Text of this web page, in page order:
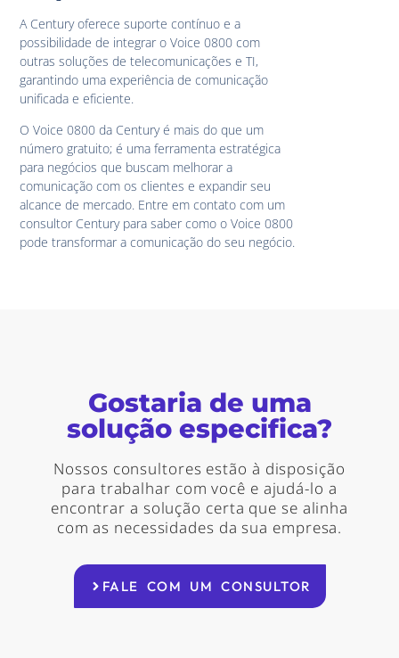
A Century oferece suporte contínuo e a
possibilidade de integrar o Voice 0800 com
outras soluções de telecomunicações e TI,
garantindo uma experiência de comunicação
unificada e eficiente.
O Voice 0800 da Century é mais do que um
número gratuito; é uma ferramenta estratégica
para negócios que buscam melhorar a
comunicação com os clientes e expandir seu
alcance de mercado. Entre em contato com um
consultor Century para saber como o Voice 0800
pode transformar a comunicação do seu negócio.
Gostaria de uma
solução especifica?
Nossos consultores estão à disposição
para trabalhar com você e ajudá-lo a
encontrar a solução certa que se alinha
com as necessidades da sua empresa.
FALE COM UM CONSULTOR